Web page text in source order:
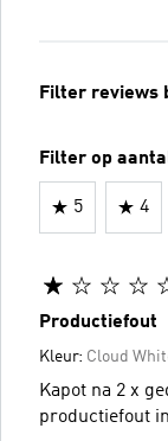
Filter reviews
Filter op
5 4
Productiefout
Kleur: Cloud
Kapot na 2 x
productiefout